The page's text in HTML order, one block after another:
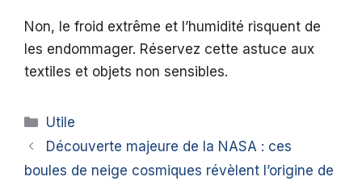
Non, le froid extrême et l’humidité risquent de
les endommager. Réservez cette astuce aux
textiles et objets non sensibles.
Catégories
Utile
Découverte majeure de la NASA : ces
boules de neige cosmiques révèlent l’origine de